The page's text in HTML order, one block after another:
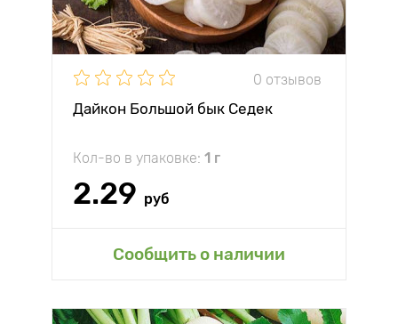
0 отзывов
Дайкон Большой бык Седек
Кол-во в упаковке: 1 г
2.29 руб
Сообщить о наличии